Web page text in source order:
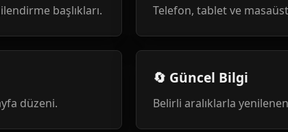
başlıkları. Telefon, tablet ve
düzeni.
🔄 Güncel Bilgi
Belirli aralıklarla